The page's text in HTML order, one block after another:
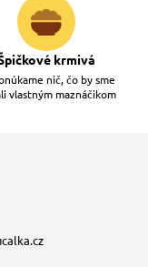
krmivá
nič, čo by sme
vlastným maznáčikom